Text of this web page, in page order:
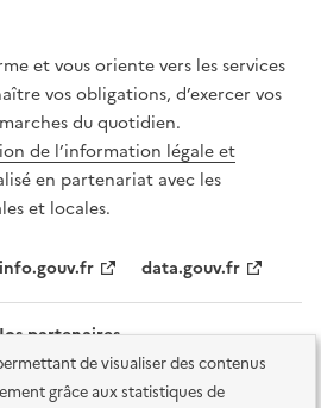
de visualiser des contenus
grâce aux statistiques de
et vous oriente vers les services
vos obligations, d’exercer vos
du quotidien.
de l’information légale et
en partenariat avec les
et locales.
info.gouv.fr data.gouv.fr
partenaires